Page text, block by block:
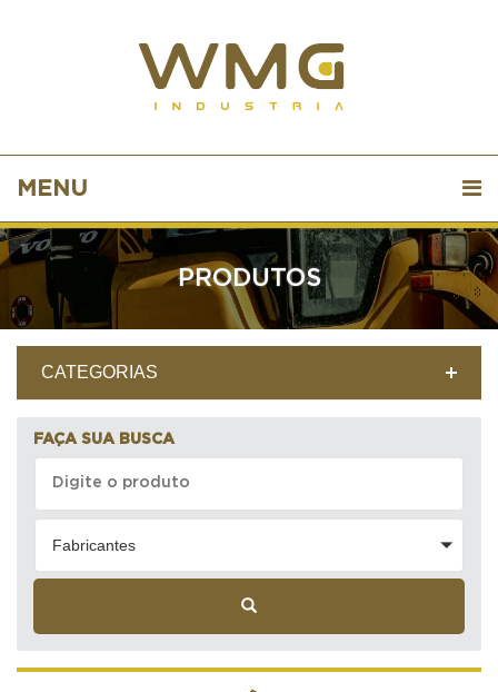
MENU
PRODUTOS
CATEGORIAS
FAÇA SUA BUSCA
Fabricantes